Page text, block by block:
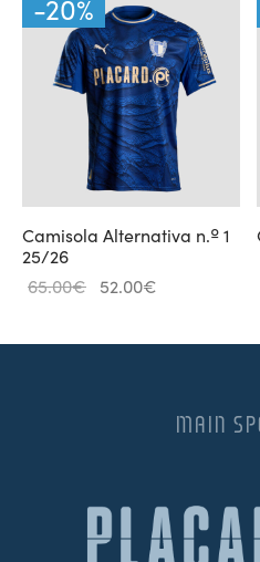
-20%
Camisola Alternativa n.º 1
25/26
65.00€ O
original
52.00€
atual é:
MAIN